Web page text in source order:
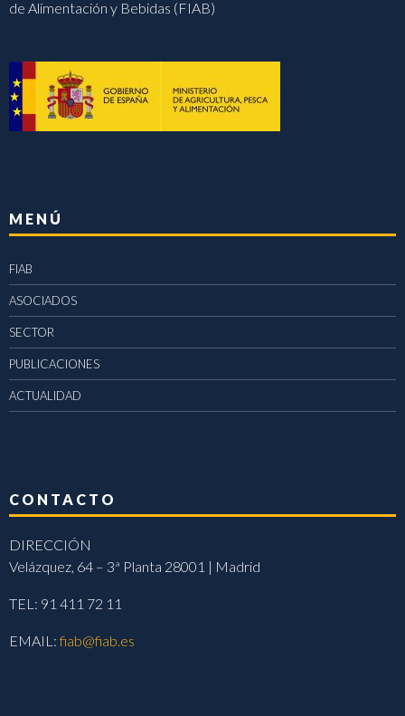
de Alimentación y Bebidas (FIAB)
MENÚ
FIAB
ASOCIADOS
SECTOR
PUBLICACIONES
ACTUALIDAD
CONTACTO
DIRECCIÓN
Velázquez, 64 – 3ª Planta 28001 | Madrid
TEL: 91 411 72 11
EMAIL:fiab@fiab.es